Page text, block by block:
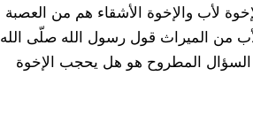
في المادة /251/ منه على أنّ الإخوة لأب والإخوة الأشقاء هم من العصبة
من الميراث قول رسول الله صلّى الله
السؤال المطروح هو هل يحجب الإخوة